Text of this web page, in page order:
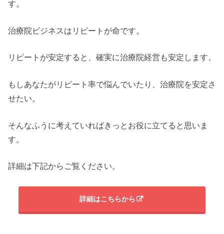
す。
治療院ビジネスはリピートが命です。
リピートが安定すると、確実に治療院経営も安定します。
もしあなたがリピート率で悩んでいたり、治療院を安定さ
せたい。
そんなふうに考えていればきっとお役に立てると思いま
す。
詳細は下記からご覧ください。
詳細はこちらから